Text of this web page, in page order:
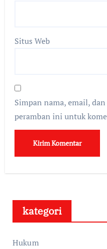
Situs Web
Simpan nama, email,
peramban ini untuk
kategori
Hukum